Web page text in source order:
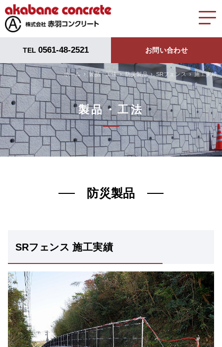
TEL 0561-48-2521 お問い合わせ
ホーム 製品・工法 防災製品 SRフェンス 施工実績
製品・工法
防災製品
SRフェンス 施工実績